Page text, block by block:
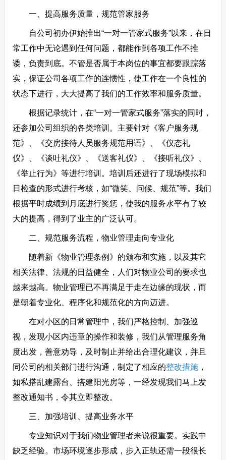
一、提高服务质量，规范管家服务
自公司初办伊始推出“一对一管家式服务”以来，在日
常工作中无论遇到任何问题，都能作到各项工作不推
诿，负责到底。不管是否属于本岗位的事宜都要跟踪落
实，保证公司各项工作的连惯性，使工作在一个良性的
状态下进行，大大提高了我们的工作效率和服务质量。
根据记录统计，在“一对一管家式服务”落实的同时，
还参加公司组织的各类培训。主要针对《客户服务规
范》、《交房接待人员服务规范用语》、《仪态礼
仪》、《谈吐礼仪》、《送客礼仪》、《接听礼仪》、
《举止行为》等进行培训。培训后还进行了现场模拟和
日检查的形式进行考核，如“微笑、问候、规范”等。我们
根据平时成绩到月底进行奖惩，使我的服务水平有了较
大的提高，得到了业主的广泛认可。
二、规范服务流程，物业管理走向专业化
随着新《物业管理条例》的颁布和实施，以及其它
相关法律、法规的日益健全，人们对物业公司的要求也
越来越高。物业管理已不再满足于走在边缘的现状，而
是朝着专业化、程序化和规范化的方向迈进。
在对小区的日常管理中，我们严格控制、加强巡
视，发现小区内违章的操作和装修，我们从管理服务角
度出发，善意劝导，及时制止并给出合理化建议，并且
同公司的相关部门进行沟通，制定了相应的整改措施，
如私搭乱建露台、搭建阳光房等，一经发现我们马上发
整改通知书，令其立即整改。
三、加强培训、提高业务水平
专业知识对于我们物业管理者来说很重要。实践中
缺乏经验。市场环境逐步形成，步入正轨还需一段很长